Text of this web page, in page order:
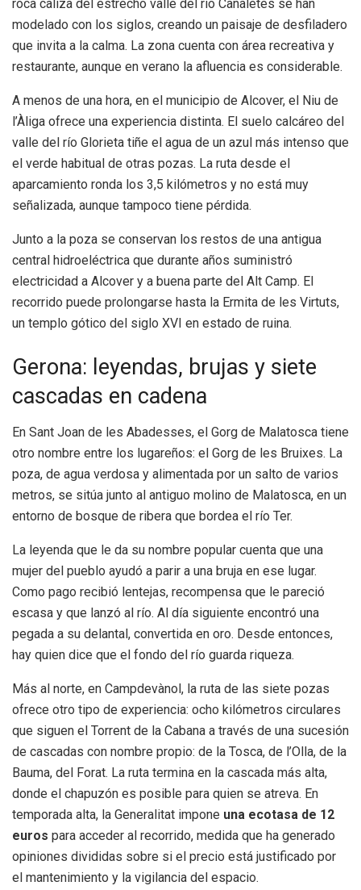
roca caliza del estrecho valle del río Canaletes se han
modelado con los siglos, creando un paisaje de desfiladero
que invita a la calma. La zona cuenta con área recreativa y
restaurante, aunque en verano la afluencia es considerable.
A menos de una hora, en el municipio de Alcover, el Niu de
l’Àliga ofrece una experiencia distinta. El suelo calcáreo del
valle del río Glorieta tiñe el agua de un azul más intenso que
el verde habitual de otras pozas. La ruta desde el
aparcamiento ronda los 3,5 kilómetros y no está muy
señalizada, aunque tampoco tiene pérdida.
Junto a la poza se conservan los restos de una antigua
central hidroeléctrica que durante años suministró
electricidad a Alcover y a buena parte del Alt Camp. El
recorrido puede prolongarse hasta la Ermita de les Virtuts,
un templo gótico del siglo XVI en estado de ruina.
Gerona: leyendas, brujas y siete
cascadas en cadena
En Sant Joan de les Abadesses, el Gorg de Malatosca tiene
otro nombre entre los lugareños: el Gorg de les Bruixes. La
poza, de agua verdosa y alimentada por un salto de varios
metros, se sitúa junto al antiguo molino de Malatosca, en un
entorno de bosque de ribera que bordea el río Ter.
La leyenda que le da su nombre popular cuenta que una
mujer del pueblo ayudó a parir a una bruja en ese lugar.
Como pago recibió lentejas, recompensa que le pareció
escasa y que lanzó al río. Al día siguiente encontró una
pegada a su delantal, convertida en oro. Desde entonces,
hay quien dice que el fondo del río guarda riqueza.
Más al norte, en Campdevànol, la ruta de las siete pozas
ofrece otro tipo de experiencia: ocho kilómetros circulares
que siguen el Torrent de la Cabana a través de una sucesión
de cascadas con nombre propio: de la Tosca, de l’Olla, de la
Bauma, del Forat. La ruta termina en la cascada más alta,
donde el chapuzón es posible para quien se atreva. En
temporada alta, la Generalitat impone una ecotasa de 12
euros para acceder al recorrido, medida que ha generado
opiniones divididas sobre si el precio está justificado por
el mantenimiento y la vigilancia del espacio.